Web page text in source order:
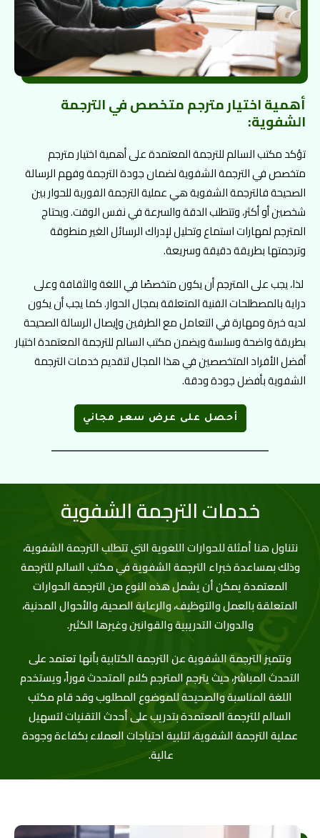
أهمية اختيار مترجم متخصص في الترجمة
الشفوية:
تؤكد مكتب السالم للترجمة المعتمدة على أهمية اختيار مترجم
متخصص في الترجمة الشفوية لضمان جودة الترجمة وفهم الرسالة
الصحيحة فالترجمة الشفوية هي عملية الترجمة الفورية للحوار بين
شخصين أو أكثر، وتتطلب الدقة والسرعة في نفس الوقت. ويحتاج
المترجم لمهارات استماع وتحليل لإدراك الرسائل الغير منطوقة
وترجمتها بطريقة دقيقة وسريعة.
لذا، يجب على المترجم أن يكون متخصصًا في اللغة والثقافة وعلى
دراية بالمصطلحات الفنية المتعلقة بمجال الحوار. كما يجب أن يكون
لديه خبرة ومهارة في التعامل مع الطرفين وإيصال الرسالة الصحيحة
بطريقة واضحة وسلسة ويضمن مكتب السالم للترجمة المعتمدة اختيار
أفضل الأفراد المتخصصين في هذا المجال لتقديم خدمات الترجمة
الشفوية بأفضل جودة ودقة.
أحصل على عرض سعر مجاني
خدمات الترجمة الشفوية
نتناول هنا أمثلة للحوارات اللغوية التي تتطلب الترجمة الشفوية،
وذلك بمساعدة خبراء الترجمة الشفوية في مكتب السالم للترجمة
المعتمدة يمكن أن يشمل هذه النوع من الترجمة الحوارات
المتعلقة بالعمل والتوظيف، والرعاية الصحية، والأحوال المدنية،
والدورات التدريبية والقوانين وغيرها الكثير.
وتتميز الترجمة الشفوية عن الترجمة الكتابية بأنها تعتمد على
التحدث المباشر، حيث يترجم المترجم كلام المتحدث فوراً، ويستخدم
اللغة المناسبة والصحيحة للموضوع المطلوب وقد قام مكتب
السالم للترجمة المعتمدة بتدريب على أحدث التقنيات لتسهيل
عملية الترجمة الشفوية، لتلبية احتياجات العملاء بكفاءة وجودة
عالية.